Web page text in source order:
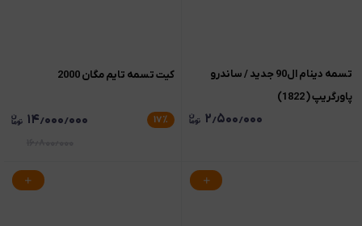
تسمه دینام ال90 جدید / ساندرو
پاورگریپ ( 1822)
۲٫۵۰۰٫۰۰۰
کیت تسمه تایم مگان 2000
۱۷٪ ۱۴٫۰۰۰٫۰۰۰